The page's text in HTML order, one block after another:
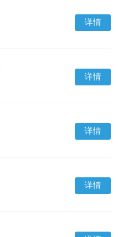
详情
详情
详情
详情